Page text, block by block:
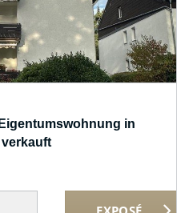
in
verkauft